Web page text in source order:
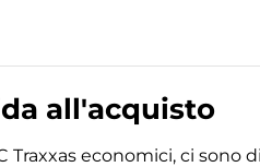
all'acquisto
economici, ci sono